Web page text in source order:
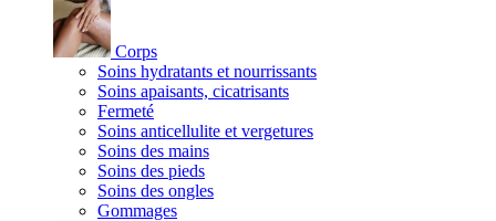
Corps
Soins hydratants et nourrissants
Soins apaisants, cicatrisants
Fermeté
Soins anticellulite et vergetures
Soins des mains
Soins des pieds
Soins des ongles
Gommages